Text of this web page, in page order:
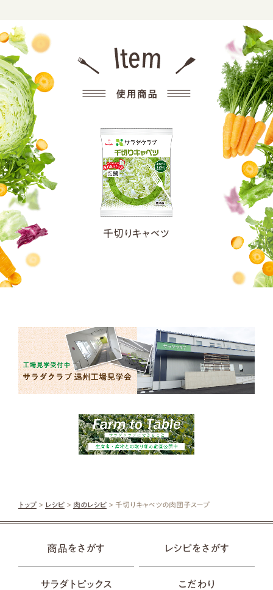
千切りキャベツ
トップ> レシピ> 肉のレシピ> 千切りキャベツの肉団子スープ
商品をさがす レシピをさがす
サラダトピックス こだわり